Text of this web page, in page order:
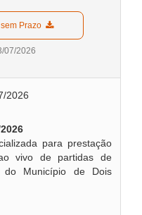
sem Prazo
07/2026
2026
para prestação
vivo de partidas de
Município de Dois